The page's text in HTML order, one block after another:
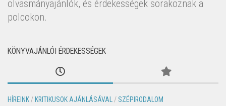
olvasmányajánlók, és érdekességek sorakoznak a
polcokon.
KÖNYVAJÁNLÓI ÉRDEKESSÉGEK
HÍREINK /KRITIKUSOK AJÁNLÁSÁVAL / SZÉPIRODALOM